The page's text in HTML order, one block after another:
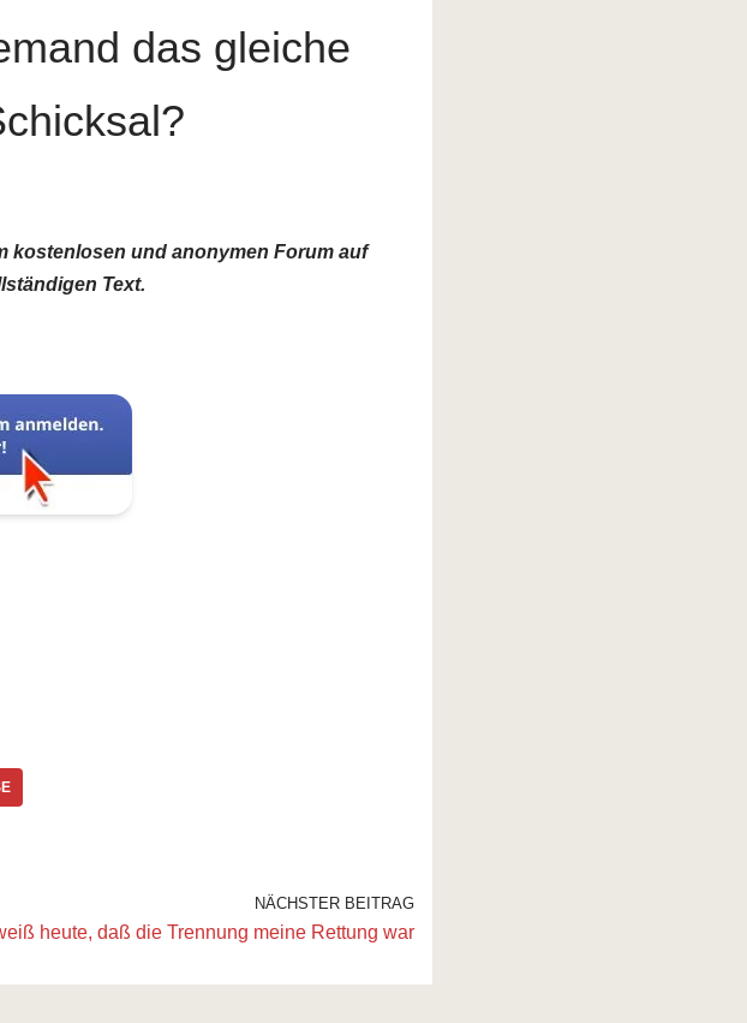
das gleiche
kostenlosen und anonymen Forum auf
Text.
NÄCHSTER BEITRAG
heute, daß die Trennung meine Rettung war